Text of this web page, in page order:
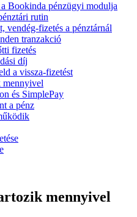
Bookinda pénzügyi modulja
rutin
vendég-fizetés a pénztárnál
tranzakció
fizetés
díj
a vissza-fizetést
mennyivel
és SimplePay
a pénz
mennyivel